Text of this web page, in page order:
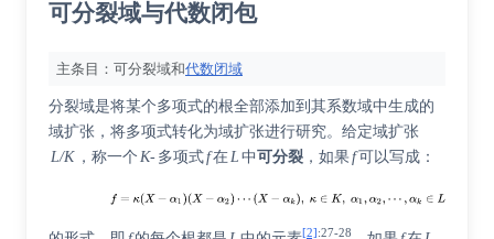
可分裂域与代数闭包
主条目： 可分裂域和代数闭域
分裂域是将某个多项式的根全部添加到其系数域中生成的
域扩张，将多项式转化为域扩张进行研究。给定域扩张
L/K ，称一个 K- 多项式f在L 中可分裂 ，如果 f可以写成：
[2] :27-28